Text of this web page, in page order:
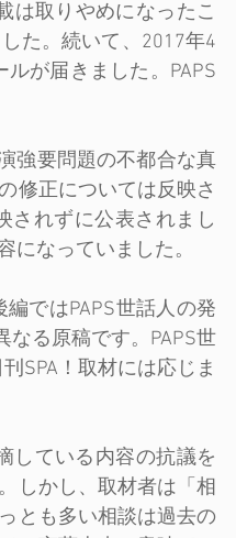
は取りやめになったこ
た。続いて、2017年4
が届きました。PAPS
強要問題の不都合な真
修正については反映さ
されずに公表されまし
なっていました。
ではPAPS世話人の発
なる原稿です。PAPS世
SPA！取材には応じま
している内容の抗議を
しかし、取材者は「相
とも多い相談は過去の